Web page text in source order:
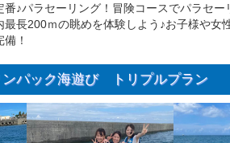
番♪パラセーリング！冒険コースでパラセー
最長200ｍの眺めを体験しよう♪お子様や女
！
ンパック海遊び トリプルプラン